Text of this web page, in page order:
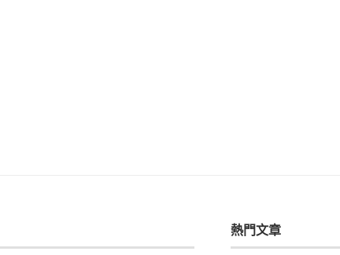
熱門文章